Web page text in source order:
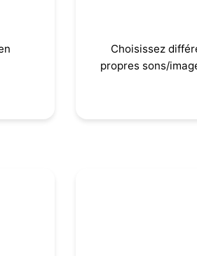
Choisissez
propres sons/